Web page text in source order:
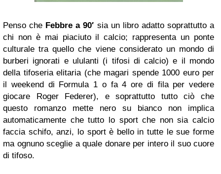
Penso che Febbre a 90′ sia un libro adatto soprattutto a
chi non è mai piaciuto il calcio; rappresenta un ponte
culturale tra quello che viene considerato un mondo di
burberi ignorati e ululanti (i tifosi di calcio) e il mondo
della tifoseria elitaria (che magari spende 1000 euro per
il weekend di Formula 1 o fa 4 ore di fila per vedere
giocare Roger Federer), e soprattutto tutto ciò che
questo romanzo mette nero su bianco non implica
automaticamente che tutto lo sport che non sia calcio
faccia schifo, anzi, lo sport è bello in tutte le sue forme
ma ognuno sceglie a quale donare per intero il suo cuore
di tifoso.